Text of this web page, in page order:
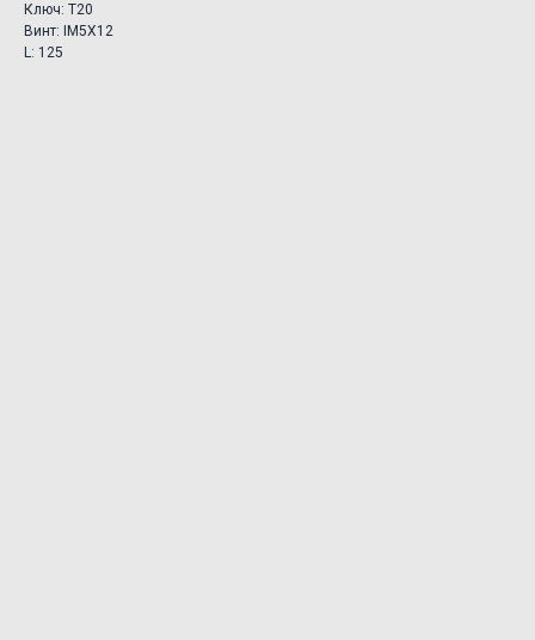
Ключ: T20
Винт: IM5X12
L: 125